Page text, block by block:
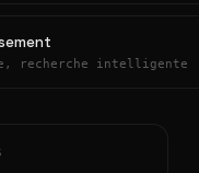
recherche intelligente